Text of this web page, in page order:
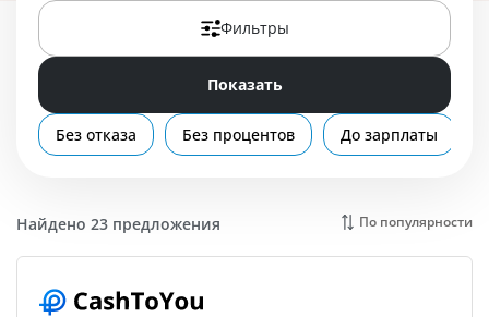
Фильтры
Показать
Без отказа Без процентов До зарплаты
Найдено 23 предложения По популярности